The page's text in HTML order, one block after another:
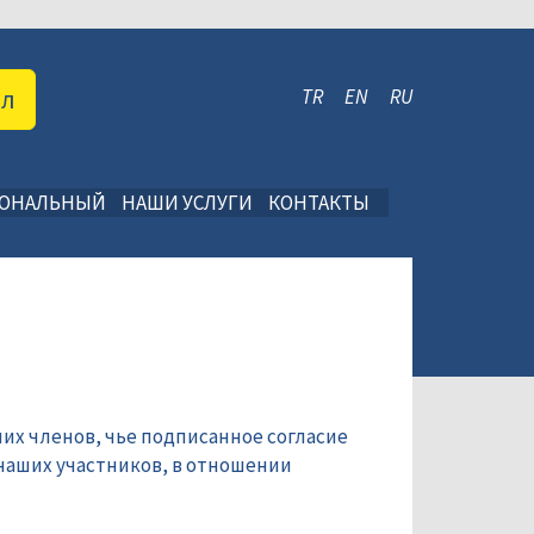
TR EN RU
НАШИ УСЛУГИ КОНТАКТЫ
членов, чье подписанное согласие
участников, в отношении